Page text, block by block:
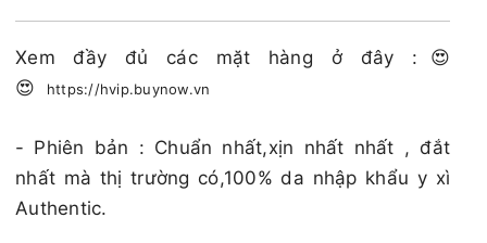
Xem đầy đủ các mặt hàng ở đây :😍
😍
https://hvip.buynow.vn
- Phiên bản : Chuẩn nhất,xịn nhất nhất , đắt
nhất mà thị trường có,100% da nhập khẩu y xì
Authentic.